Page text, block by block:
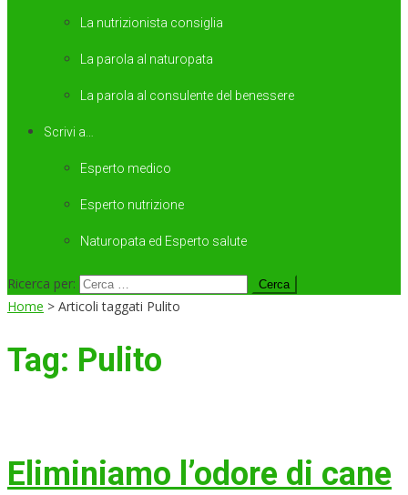
La nutrizionista consiglia
La parola al naturopata
La parola al consulente del benessere
Scrivi a…
Esperto medico
Esperto nutrizione
Naturopata ed Esperto salute
Ricerca per:
Home > Articoli taggati Pulito
Tag: Pulito
Eliminiamo l’odore di cane